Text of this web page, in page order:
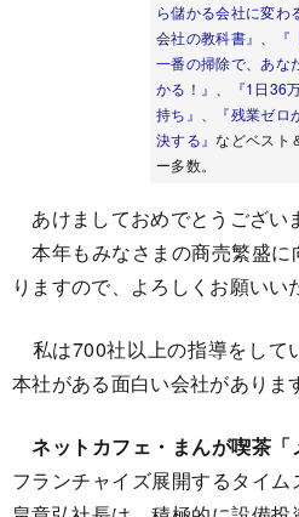
ら儲かる会社に変わ
会社の教科書』
一番の掃除で、あな
かる！』
『1日36
持ち』
『残業ゼ
決する』などベスト
ー多数。
あけましておめでとうござい
本年もみなさまの商売繁盛に
りますので、よろしくお願いい
私は700社以上の指導をして
本社がある面白い会社がありま
ネットカフェ・まんが喫茶「
フランチャイズ展開するタイ